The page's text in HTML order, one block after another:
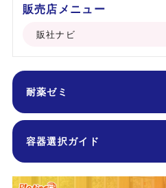
販売店メニュー
販社ナビ
耐薬ゼミ
容器選択ガイド